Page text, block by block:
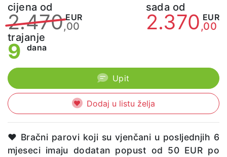
cijena od
2.470 EUR
,00
sada od
2.370 EUR
,00
trajanje
9 dana
Upit
Dodaj u listu želja
♥️ Bračni parovi koji su vjenčani u posljednjih 6
mjeseci imaju dodatan popust od 50 EUR po